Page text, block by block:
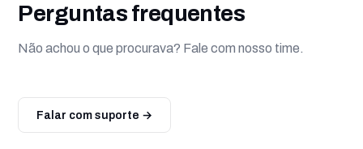
Perguntas frequentes
Não achou o que procurava? Fale com nosso time.
Falar com suporte →